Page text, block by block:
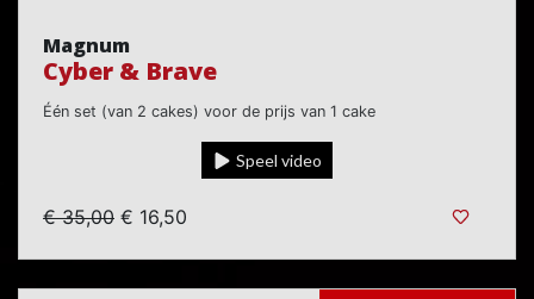
Magnum
Cyber & Brave
Één set (van 2 cakes) voor de prijs van 1 cake
Speel video
€ 35,00 € 16,50